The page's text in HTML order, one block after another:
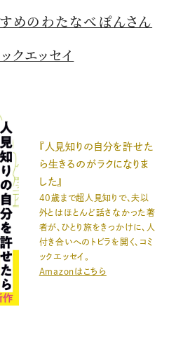
めのわたなべぽんさん
クエッセイ
『人見知りの自分を許せた
ら生きるのがラクになりま
した』
40歳まで超人見知りで、夫以
外とはほとんど話さなかった著
者が、ひとり旅をきっかけに、人
付き合いへのトビラを開く、コミ
ックエッセイ。
Amazonはこちら